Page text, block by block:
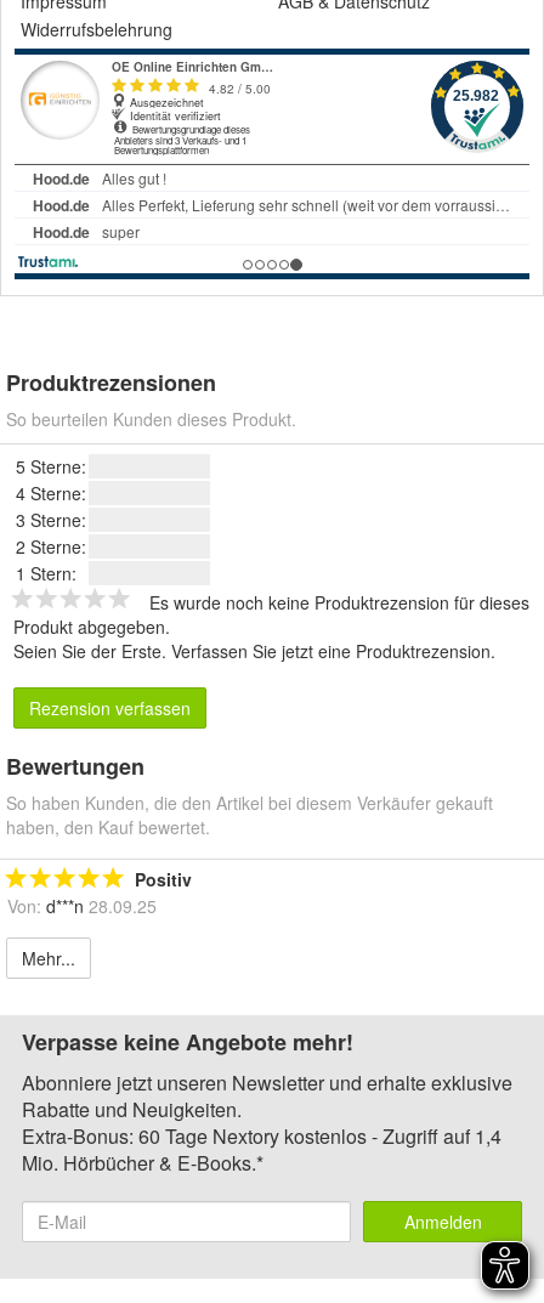
Widerrufsbelehrung
Produktrezensionen
So beurteilen Kunden dieses Produkt.
5 Sterne:
4 Sterne:
3 Sterne:
2 Sterne:
1 Stern:
Es wurde noch keine Produktrezension für dieses
Produkt abgegeben.
Seien Sie der Erste. Verfassen Sie jetzt eine Produktrezension.
Rezension verfassen
Bewertungen
So haben Kunden, die den Artikel bei diesem Verkäufer gekauft
haben, den Kauf bewertet.
Positiv
Von: d***n 28.09.25
Mehr...
Verpasse keine Angebote mehr!
Abonniere jetzt unseren Newsletter und erhalte exklusive
Rabatte und Neuigkeiten.
Extra-Bonus: 60 Tage Nextory kostenlos - Zugriff auf 1,4
Mio. Hörbücher & E-Books.*
Anmelden